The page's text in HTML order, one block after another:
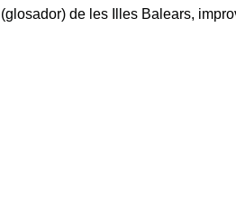
(glosador) de les Illes Balears,